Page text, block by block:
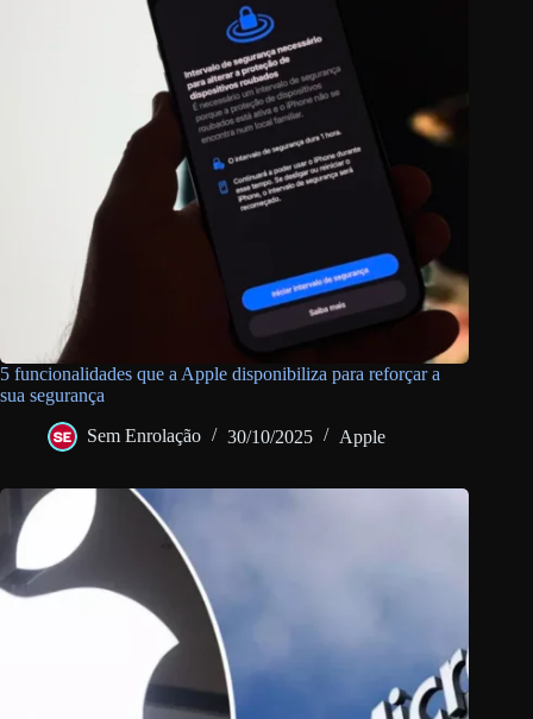
5 funcionalidades que a Apple disponibiliza para reforçar a
sua segurança
Sem Enrolação 30/10/2025 Apple